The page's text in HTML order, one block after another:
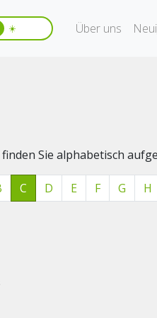
☀️ Über uns
finden Sie alphabetisch
C D E F G H